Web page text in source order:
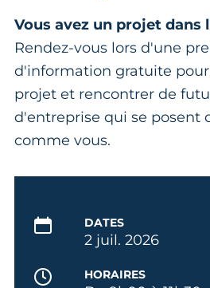
Vous avez un projet dans
Rendez-vous lors d'une
d'information gratuite
projet et rencontrer de
d'entreprise qui se posent
comme vous.
DATES
2 juil. 2026
HORAIRES